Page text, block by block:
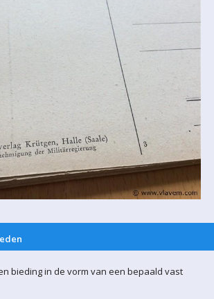
bieding in de vorm van een bepaald vast